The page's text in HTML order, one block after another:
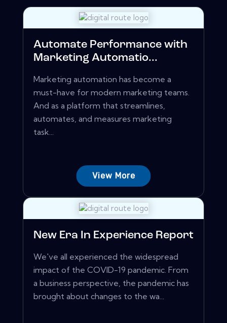
Automate Performance with
Marketing Automatio...
Marketing automation has become a
must-have for modern marketing teams.
And as a platform that streamlines,
automates, and measures marketing
task...
View More
New Era In Experience Report
We've all experienced the widespread
impact of the COVID-19 pandemic. From
a business perspective, the pandemic has
brought about changes to the wa...